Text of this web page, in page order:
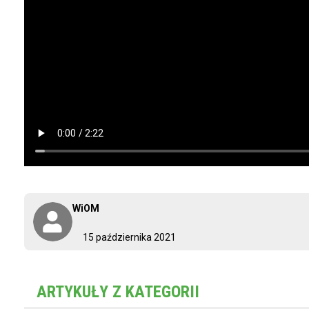
15 października 2021
WiOM
ARTYKUŁY Z KATEGORII